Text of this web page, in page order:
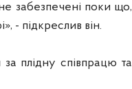
забезпечені поки що,
- підкреслив він.
плідну співпрацю та